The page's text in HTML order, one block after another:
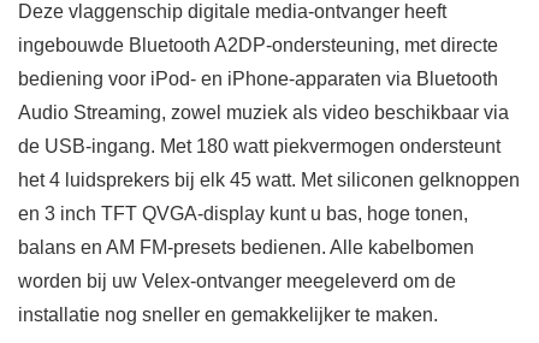
Deze vlaggenschip digitale media-ontvanger heeft
ingebouwde Bluetooth A2DP-ondersteuning, met directe
bediening voor iPod- en iPhone-apparaten via Bluetooth
Audio Streaming, zowel muziek als video beschikbaar via
de USB-ingang. Met 180 watt piekvermogen ondersteunt
het 4 luidsprekers bij elk 45 watt. Met siliconen gelknoppen
en 3 inch TFT QVGA-display kunt u bas, hoge tonen,
balans en AM FM-presets bedienen. Alle kabelbomen
worden bij uw Velex-ontvanger meegeleverd om de
installatie nog sneller en gemakkelijker te maken.